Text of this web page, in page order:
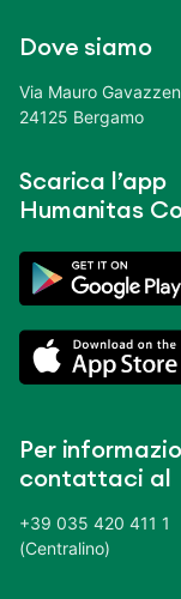
Dove siamo
Via Mauro
24125 Bergamo
Scarica l’app
Humanitas
Per
contattaci al
+39 035 420 411 1
(Centralino)